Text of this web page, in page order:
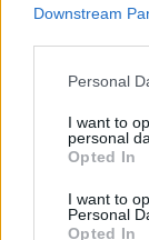
Downstream
Personal
I want to
personal
Opted In
I want to
Personal
Opted In